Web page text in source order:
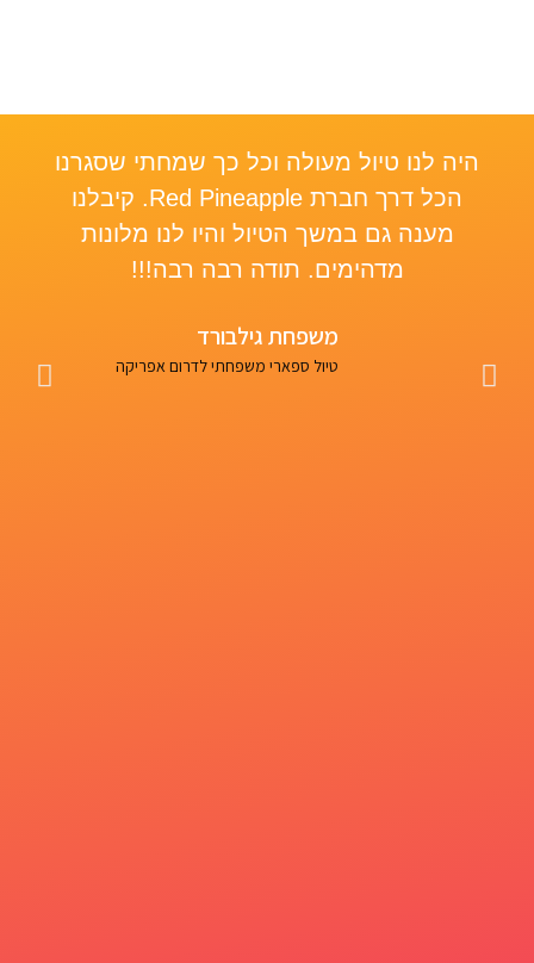
היה לנו טיול מעולה וכל כך שמחתי שסגרנו
הכל דרך חברת Red Pineapple. קיבלנו
מענה גם במשך הטיול והיו לנו מלונות
מדהימים. תודה רבה רבה!!!
משפחת גילבורד
טיול ספארי משפחתי לדרום אפריקה